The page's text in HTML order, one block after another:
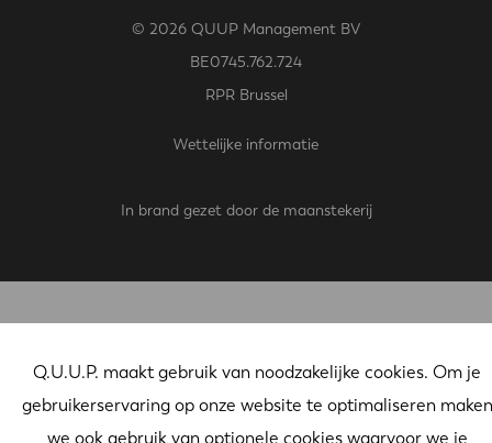
© 2026 QUUP Management BV
BE0745.762.724
RPR Brussel
Wettelijke informatie
In brand gezet door de maanstekerij
Q.U.U.P. maakt gebruik van noodzakelijke cookies. Om je
gebruikerservaring op onze website te optimaliseren maken
we ook gebruik van optionele cookies waarvoor we je